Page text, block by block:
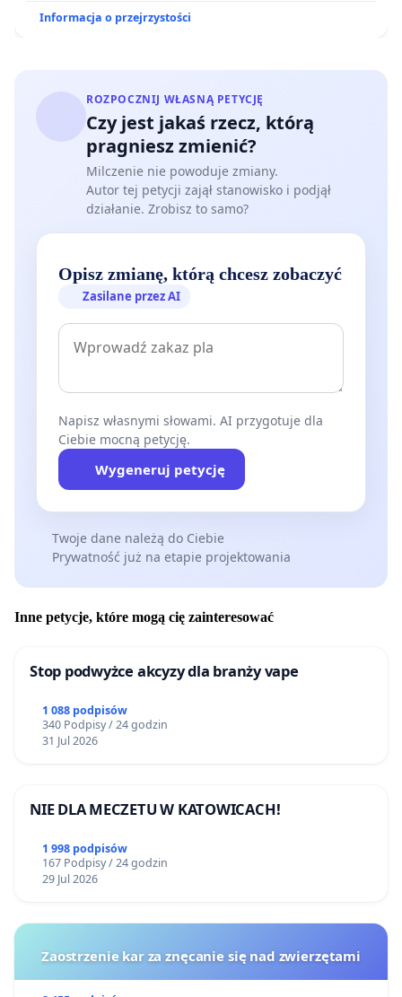
Informacja o przejrzystości
ROZPOCZNIJ WŁASNĄ PETYCJĘ
Czy jest jakaś rzecz, którą
pragniesz zmienić?
Milczenie nie powoduje zmiany.
Autor tej petycji zajął stanowisko i podjął
działanie. Zrobisz to samo?
Opisz zmianę, którą chcesz zobaczyć
Zasilane przez AI
Napisz własnymi słowami. AI przygotuje dla
Ciebie mocną petycję.
Wygeneruj petycję
Twoje dane należą do Ciebie
Prywatność już na etapie projektowania
Inne petycje, które mogą cię zainteresować
Stop podwyżce akcyzy dla branży vape
1 088 podpisów
340 Podpisy / 24 godzin
31 Jul 2026
NIE DLA MECZETU W KATOWICACH!
1 998 podpisów
167 Podpisy / 24 godzin
29 Jul 2026
Zaostrzenie kar za znęcanie się nad zwierzętami